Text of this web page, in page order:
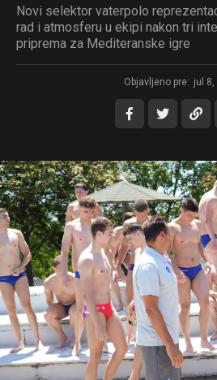
Novi selektor vaterpolo
rad i atmosferu u ekipi nakon tri
priprema za Mediteranske igre
Objavljeno pre: jul 8,